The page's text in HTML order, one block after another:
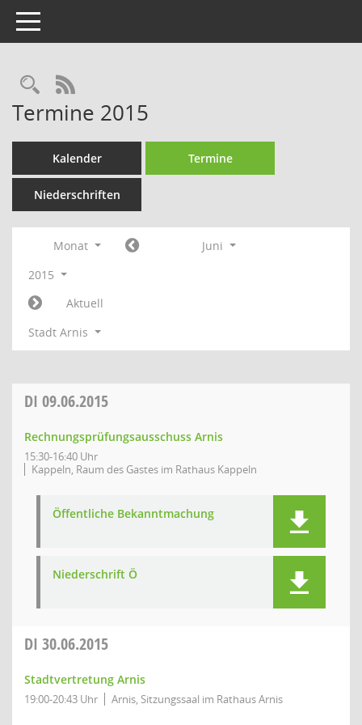
Toggle navigation
Rechercheauswahl
RSS-Feed
Termine 2015
Kalender Termine
Niederschriften
Monat
Juni
2015
Aktuell
Stadt Arnis
DI 09.06.2015
Rechnungsprüfungsausschuss Arnis
15:30-16:40 Uhr
Kappeln, Raum des Gastes im Rathaus Kappeln
Öffentliche Bekanntmachung
Niederschrift Ö
DI 30.06.2015
Stadtvertretung Arnis
19:00-20:43 Uhr Arnis, Sitzungssaal im Rathaus Arnis